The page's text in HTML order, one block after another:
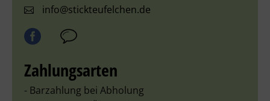
info@stickteufelchen.de
Zahlungsarten
- Barzahlung bei Abholung